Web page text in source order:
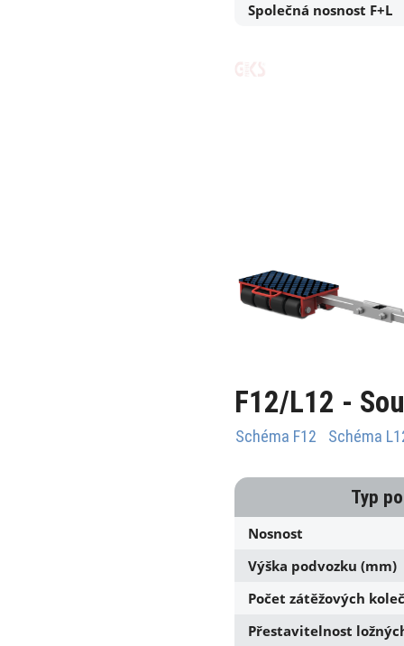
Společná nosnost F+L
F12/L12 -
Schéma F12 Schéma
Typ
Nosnost
Výška podvozku (mm)
Počet zátěžových
Přestavitelnost